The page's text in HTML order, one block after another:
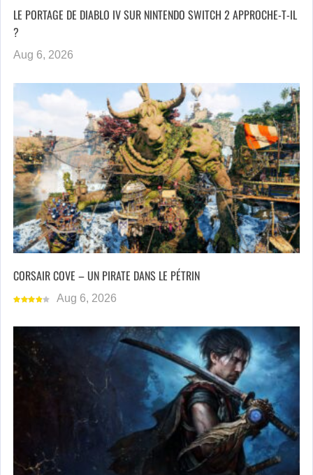
LE PORTAGE DE DIABLO IV SUR NINTENDO SWITCH 2 APPROCHE-T-IL
?
Aug 6, 2026
CORSAIR COVE – UN PIRATE DANS LE PÉTRIN
Aug 6, 2026